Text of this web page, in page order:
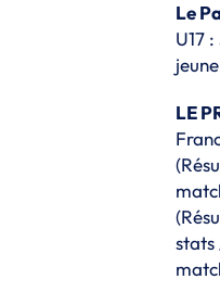
Le
U17
LE
(
(
stats